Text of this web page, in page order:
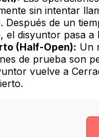
sin intentar
Después de un
el disyuntor pasa a
(Half-Open): Un
de prueba son
vuelve a